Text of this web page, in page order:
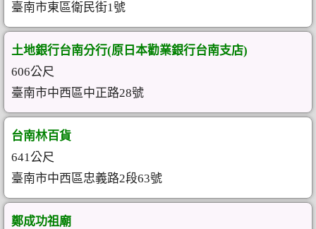
臺南市東區衛民街1號
土地銀行台南分行(原日本勸業銀行台南支店)
606公尺
臺南市中西區中正路28號
台南林百貨
641公尺
臺南市中西區忠義路2段63號
鄭成功祖廟